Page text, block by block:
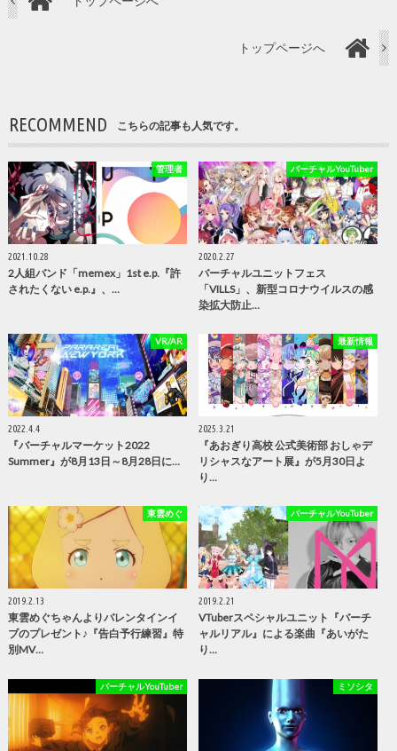
トップページへ
RECOMMEND こちらの記事も人気です。
管理者
2021.10.28
2人組バンド「memex」1st e.p.『許
されたくない e.p.』、…
バーチャルYouTuber
2020.2.27
バーチャルユニットフェス
「VILLS」、新型コロナウイルスの感
染拡大防止…
VR/AR
2022.4.4
『バーチャルマーケット2022
Summer』が8月13日～8月28日に…
最新情報
2025.3.21
『あおぎり高校 公式美術部 おしゃデ
リシャスなアート展』が5月30日よ
り…
東雲めぐ
2019.2.13
東雲めぐちゃんよりバレンタインイ
ブのプレゼント♪『告白予行練習』特
別MV…
バーチャルYouTuber
2019.2.21
VTuberスペシャルユニット『バーチ
ャルリアル』による楽曲『あいがた
り…
バーチャルYouTuber ミソシタ